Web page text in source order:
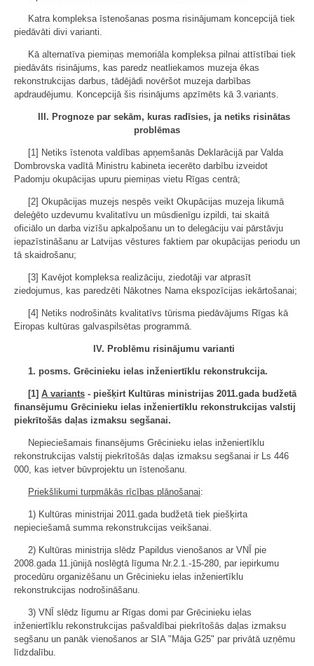
Katra kompleksa īstenošanas posma risinājumam koncepcijā tiek
piedāvāti divi varianti.
Kā alternatīva piemiņas memoriāla kompleksa pilnai attīstībai tiek
piedāvāts risinājums, kas paredz neatliekamos muzeja ēkas
rekonstrukcijas darbus, tādējādi novēršot muzeja darbības
apdraudējumu. Koncepcijā šis risinājums apzīmēts kā 3.variants.
III. Prognoze par sekām, kuras radīsies, ja netiks risinātas
problēmas
[1] Netiks īstenota valdības apņemšanās Deklarācijā par Valda
Dombrovska vadītā Ministru kabineta iecerēto darbību izveidot
Padomju okupācijas upuru piemiņas vietu Rīgas centrā;
[2] Okupācijas muzejs nespēs veikt Okupācijas muzeja likumā
deleģēto uzdevumu kvalitatīvu un mūsdienīgu izpildi, tai skaitā
oficiālo un darba vizīšu apkalpošanu un to delegāciju vai pārstāvju
iepazīstināšanu ar Latvijas vēstures faktiem par okupācijas periodu un
tā skaidrošanu;
[3] Kavējot kompleksa realizāciju, ziedotāji var atprasīt
ziedojumus, kas paredzēti Nākotnes Nama ekspozīcijas iekārtošanai;
[4] Netiks nodrošināts kvalitatīvs tūrisma piedāvājums Rīgas kā
Eiropas kultūras galvaspilsētas programmā.
IV. Problēmu risinājumu varianti
1. posms. Grēcinieku ielas inženiertīklu rekonstrukcija.
[1] A variants - piešķirt Kultūras ministrijas 2011.gada budžetā
finansējumu Grēcinieku ielas inženiertīklu rekonstrukcijas valstij
piekrītošās daļas izmaksu segšanai.
Nepieciešamais finansējums Grēcinieku ielas inženiertīklu
rekonstrukcijas valstij piekrītošās daļas izmaksu segšanai ir Ls 446
000, kas ietver būvprojektu un īstenošanu.
Priekšlikumi turpmākās rīcības plānošanai:
1) Kultūras ministrijai 2011.gada budžetā tiek piešķirta
nepieciešamā summa rekonstrukcijas veikšanai.
2) Kultūras ministrija slēdz Papildus vienošanos ar VNĪ pie
2008.gada 11.jūnijā noslēgtā līguma Nr.2.1.-15-280, par iepirkumu
procedūru organizēšanu un Grēcinieku ielas inženiertīklu
rekonstrukcijas nodrošināšanu.
3) VNĪ slēdz līgumu ar Rīgas domi par Grēcinieku ielas
inženiertīklu rekonstrukcijas pašvaldībai piekrītošās daļas izmaksu
segšanu un panāk vienošanos ar SIA "Māja G25" par privātā uzņēmu
līdzdalību.